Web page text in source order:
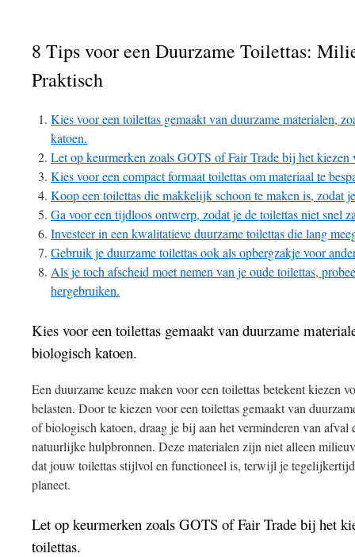
8 Tips voor een Duurzame Toilettas:
Praktisch
Kies voor een toilettas gemaakt van duurzame materialen,
katoen.
Let op keurmerken zoals GOTS of Fair Trade bij het kiezen
Kies voor een compact formaat toilettas om materiaal te
Koop een toilettas die makkelijk schoon te maken is, zodat
Ga voor een tijdloos ontwerp, zodat je de toilettas niet snel
Investeer in een kwalitatieve duurzame toilettas die lang
Gebruik je duurzame toilettas ook als opbergzakje voor
Als je toch afscheid moet nemen van je oude toilettas,
hergebruiken.
Kies voor een toilettas gemaakt van duurzame
biologisch katoen.
Een duurzame keuze maken voor een toilettas betekent kiezen
belasten. Door te kiezen voor een toilettas gemaakt van
of biologisch katoen, draag je bij aan het verminderen van afval
natuurlijke hulpbronnen. Deze materialen zijn niet alleen
dat jouw toilettas stijlvol en functioneel is, terwijl je
planeet.
Let op keurmerken zoals GOTS of Fair Trade bij het
toilettas.